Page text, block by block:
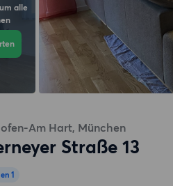
alle
Am Hart, München
Straße 13
1